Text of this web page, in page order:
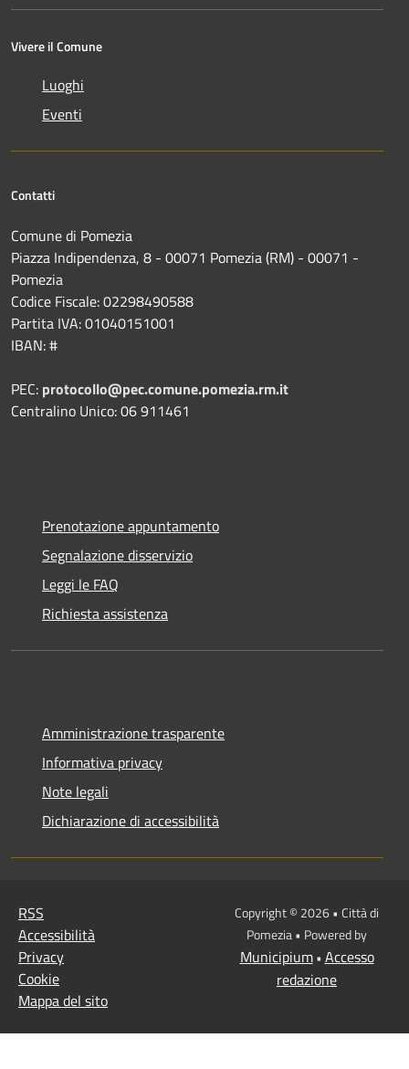
Vivere il Comune
Luoghi
Eventi
Contatti
Comune di Pomezia
Piazza Indipendenza, 8 - 00071 Pomezia (RM) - 00071 -
Pomezia
Codice Fiscale: 02298490588
Partita IVA: 01040151001
IBAN: #
PEC: protocollo@pec.comune.pomezia.rm.it
Centralino Unico: 06 911461
Prenotazione appuntamento
Segnalazione disservizio
Leggi le FAQ
Richiesta assistenza
Amministrazione trasparente
Informativa privacy
Note legali
Dichiarazione di accessibilità
RSS
Accessibilità
Privacy
Cookie
Mappa del sito
Copyright © 2026 • Città di
Pomezia • Powered by
Municipium• Accesso
redazione